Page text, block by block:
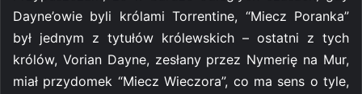
Dayne’owie byli królami Torrentine, “Miecz Poranka”
był jednym z tytułów królewskich – ostatni z tych
królów, Vorian Dayne, zesłany przez Nymerię na Mur,
miał przydomek “Miecz Wieczora”, co ma sens o tyle,